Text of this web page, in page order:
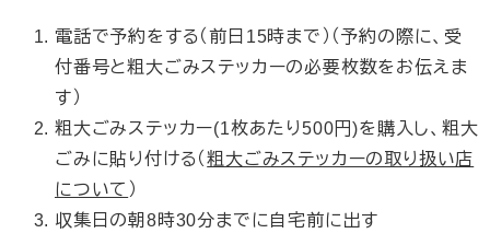
電話で予約をする（前日15時まで）（予約の際に、受
付番号と粗大ごみステッカーの必要枚数をお伝えま
す）
粗大ごみステッカー(1枚あたり500円)を購入し、粗大
ごみに貼り付ける（粗大ごみステッカーの取り扱い店
について ）
収集日の朝8時30分までに自宅前に出す